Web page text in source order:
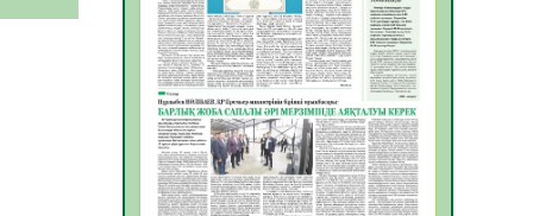
06.08.2026
38
Инфекциялық ауруларға
қарсы иммундау
жұмыстарының тиімділігі
06.08.2026
40
Көкжөтел ауруы туралы